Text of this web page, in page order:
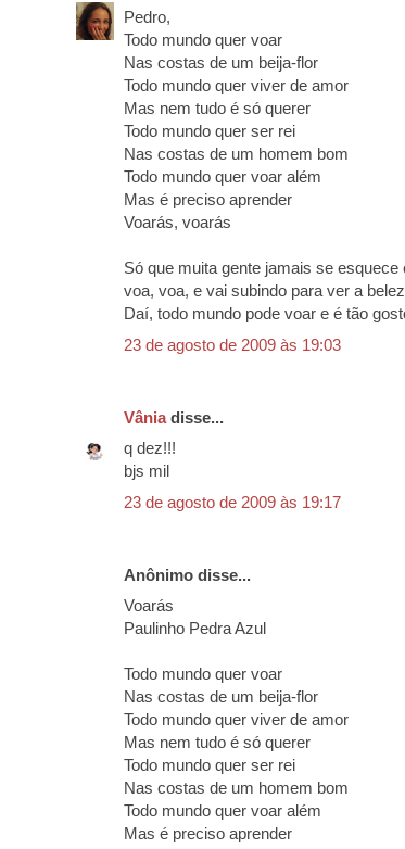
Pedro,
Todo mundo quer voar
Nas costas de um beija-flor
Todo mundo quer viver de amor
Mas nem tudo é só querer
Todo mundo quer ser rei
Nas costas de um homem bom
Todo mundo quer voar além
Mas é preciso aprender
Voarás, voarás
Só que muita gente jamais se esquece
voa, voa, e vai subindo para ver a
Daí, todo mundo pode voar e é tão
23 de agosto de 2009 às 19:03
Vâniadisse...
q dez!!!
bjs mil
23 de agosto de 2009 às 19:17
Anônimo disse...
Voarás
Paulinho Pedra Azul
Todo mundo quer voar
Nas costas de um beija-flor
Todo mundo quer viver de amor
Mas nem tudo é só querer
Todo mundo quer ser rei
Nas costas de um homem bom
Todo mundo quer voar além
Mas é preciso aprender